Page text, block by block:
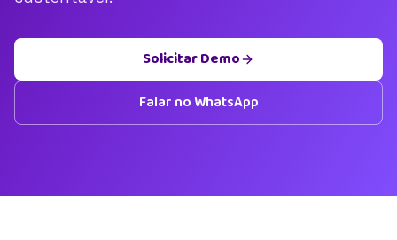
Solicitar Demo
Falar no WhatsApp